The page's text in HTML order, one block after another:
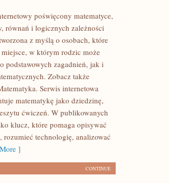
poświęcony matematyce,
równań i logicznych zależności
z myślą o osobach, które
w którym rodzic może
podstawowych zagadnień, jak i
Zobacz także
Serwis internetowa
matematykę jako dziedzinę,
ćwiczeń. W publikowanych
klucz, które pomaga opisywać
technologię, analizować
]
CONTINUE